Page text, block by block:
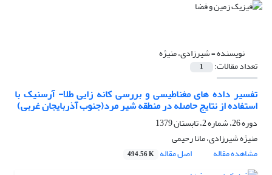
نویسنده =شیرزادی، منیژه
تعداد مقالات: 1
تفسیر داده های مغناطیسی و بررسی کانه زایی طلا- آرسنیک با
استفاده از نتایج حاصله در منطقه شیر مرد(جنوب آذربایجان غربی)
دوره 26، شماره 2، تابستان 1379
منیژه شیرزادی، مانا رحیمی
مشاهده مقاله
اصل مقاله 494.56 K